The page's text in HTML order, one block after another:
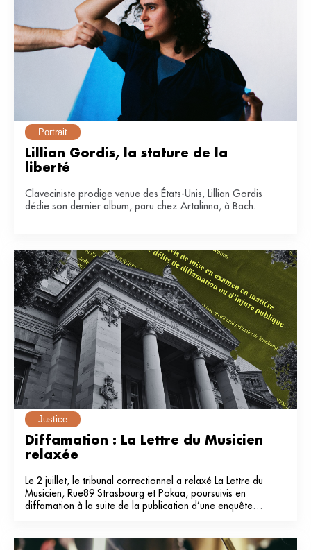
Portrait
Lillian Gordis, la stature de la
liberté
Claveciniste prodige venue des États-Unis, Lillian Gordis
dédie son dernier album, paru chez Artalinna, à Bach.
Justice
Diffamation : La Lettre du Musicien
relaxée
Le 2 juillet, le tribunal correctionnel a relaxé La Lettre du
Musicien, Rue89 Strasbourg et Pokaa, poursuivis en
diffamation à la suite de la publication d’une enquête